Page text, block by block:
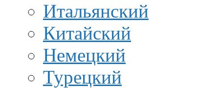
Итальянский
Китайский
Немецкий
Турецкий